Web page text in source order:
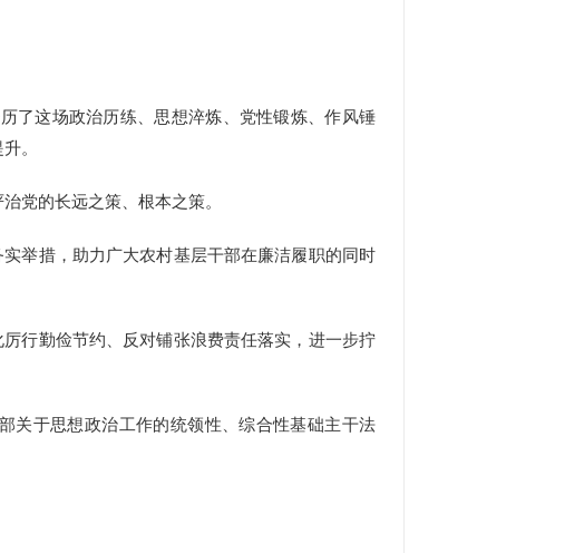
这场政治历练、思想淬炼、党性锻炼、作风锤
。
党的长远之策、根本之策。
举措，助力广大农村基层干部在廉洁履职的同时
行勤俭节约、反对铺张浪费责任落实，进一步拧
于思想政治工作的统领性、综合性基础主干法